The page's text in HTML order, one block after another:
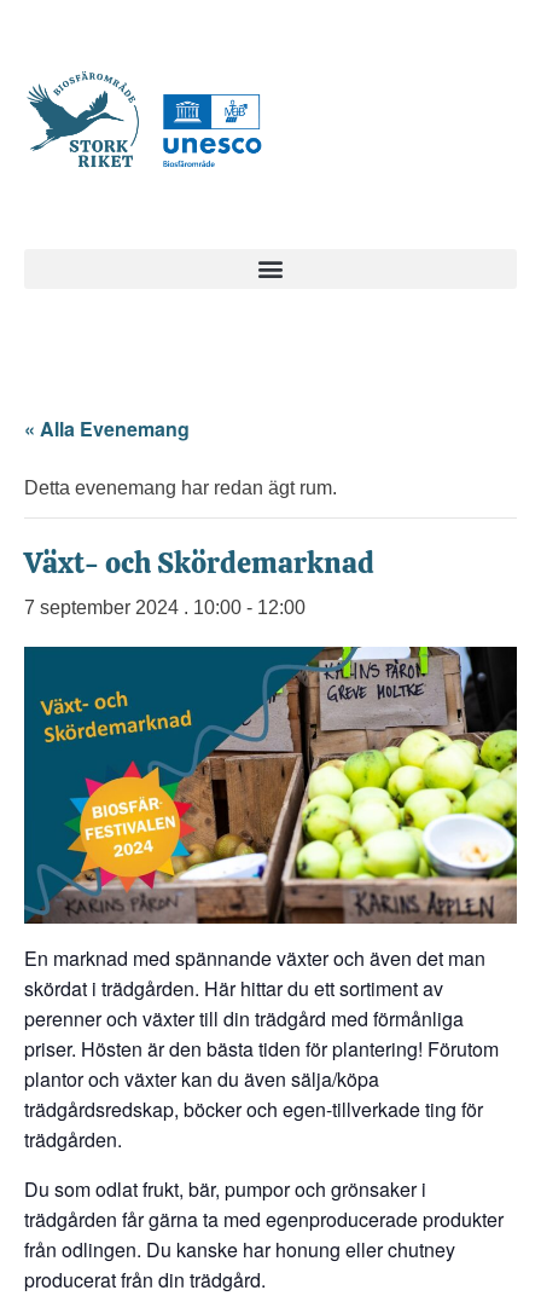
« Alla Evenemang
Detta evenemang har redan ägt rum.
Växt- och Skördemarknad
7 september 2024 . 10:00 - 12:00
En marknad med spännande växter och även det man
skördat i trädgården. Här hittar du ett sortiment av
perenner och växter till din trädgård med förmånliga
priser. Hösten är den bästa tiden för plantering! Förutom
plantor och växter kan du även sälja/köpa
trädgårdsredskap, böcker och egen-tillverkade ting för
trädgården.
Du som odlat frukt, bär, pumpor och grönsaker i
trädgården får gärna ta med egenproducerade produkter
från odlingen. Du kanske har honung eller chutney
producerat från din trädgård.